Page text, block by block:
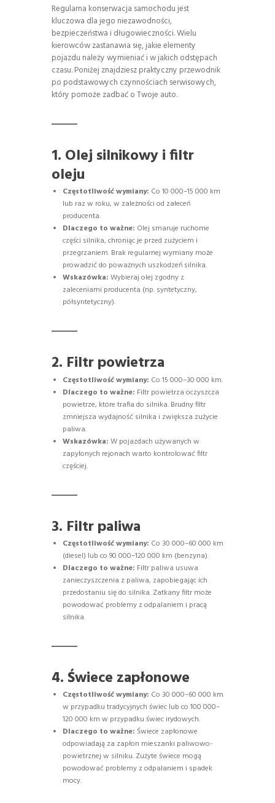
Regularna konserwacja samochodu jest
kluczowa dla jego niezawodności,
bezpieczeństwa i długowieczności. Wielu
kierowców zastanawia się, jakie elementy
pojazdu należy wymieniać i w jakich odstępach
czasu. Poniżej znajdziesz praktyczny przewodnik
po podstawowych czynnościach serwisowych,
który pomoże zadbać o Twoje auto.
1. Olej silnikowy i filtr
oleju
Częstotliwość wymiany: Co 10 000–15 000 km
lub raz w roku, w zależności od zaleceń
producenta.
Dlaczego to ważne: Olej smaruje ruchome
części silnika, chroniąc je przed zużyciem i
przegrzaniem. Brak regularnej wymiany może
prowadzić do poważnych uszkodzeń silnika.
Wskazówka: Wybieraj olej zgodny z
zaleceniami producenta (np. syntetyczny,
półsyntetyczny).
2. Filtr powietrza
Częstotliwość wymiany: Co 15 000–30 000 km.
Dlaczego to ważne: Filtr powietrza oczyszcza
powietrze, które trafia do silnika. Brudny filtr
zmniejsza wydajność silnika i zwiększa zużycie
paliwa.
Wskazówka: W pojazdach używanych w
zapylonych rejonach warto kontrolować filtr
częściej.
3. Filtr paliwa
Częstotliwość wymiany: Co 30 000–60 000 km
(diesel) lub co 90 000–120 000 km (benzyna).
Dlaczego to ważne: Filtr paliwa usuwa
zanieczyszczenia z paliwa, zapobiegając ich
przedostaniu się do silnika. Zatkany filtr może
powodować problemy z odpalaniem i pracą
silnika.
4. Świece zapłonowe
Częstotliwość wymiany: Co 30 000–60 000 km
w przypadku tradycyjnych świec lub co 100 000–
120 000 km w przypadku świec irydowych.
Dlaczego to ważne: Świece zapłonowe
odpowiadają za zapłon mieszanki paliwowo-
powietrznej w silniku. Zużyte świece mogą
powodować problemy z odpalaniem i spadek
mocy.